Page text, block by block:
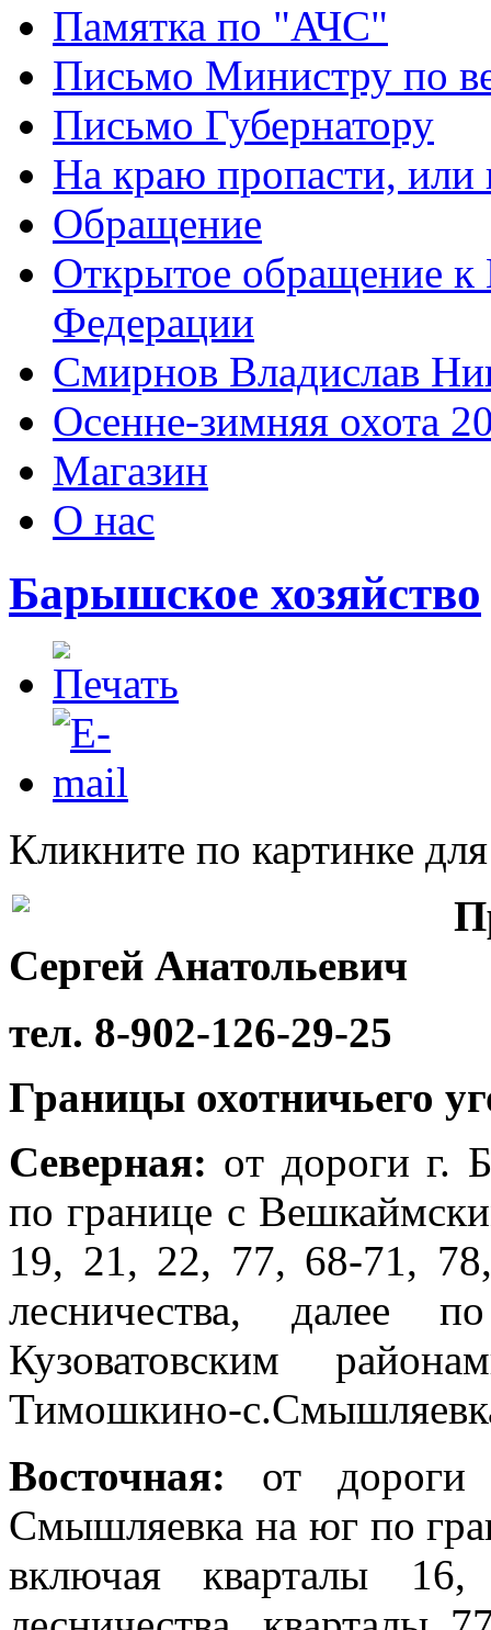
Памятка по "АЧС"
Письмо Министру по
Письмо Губернатору
На краю пропасти, или
Обращение
Открытое обращение к
Федерации
Смирнов Владислав
Осенне-зимняя охота
Магазин
О нас
Барышское хозяйство
Кликните по картинке
Сергей Анатольевич
тел. 8-902-126-29-25
Границы охотничьего
Северная: oт дороги г.
по границе с
19, 21, 22, 77, 68-71,
лесничества,
Кузоватовским
Тимошкино-
Восточная: от
Смышляевка на юг по
включая кварталы